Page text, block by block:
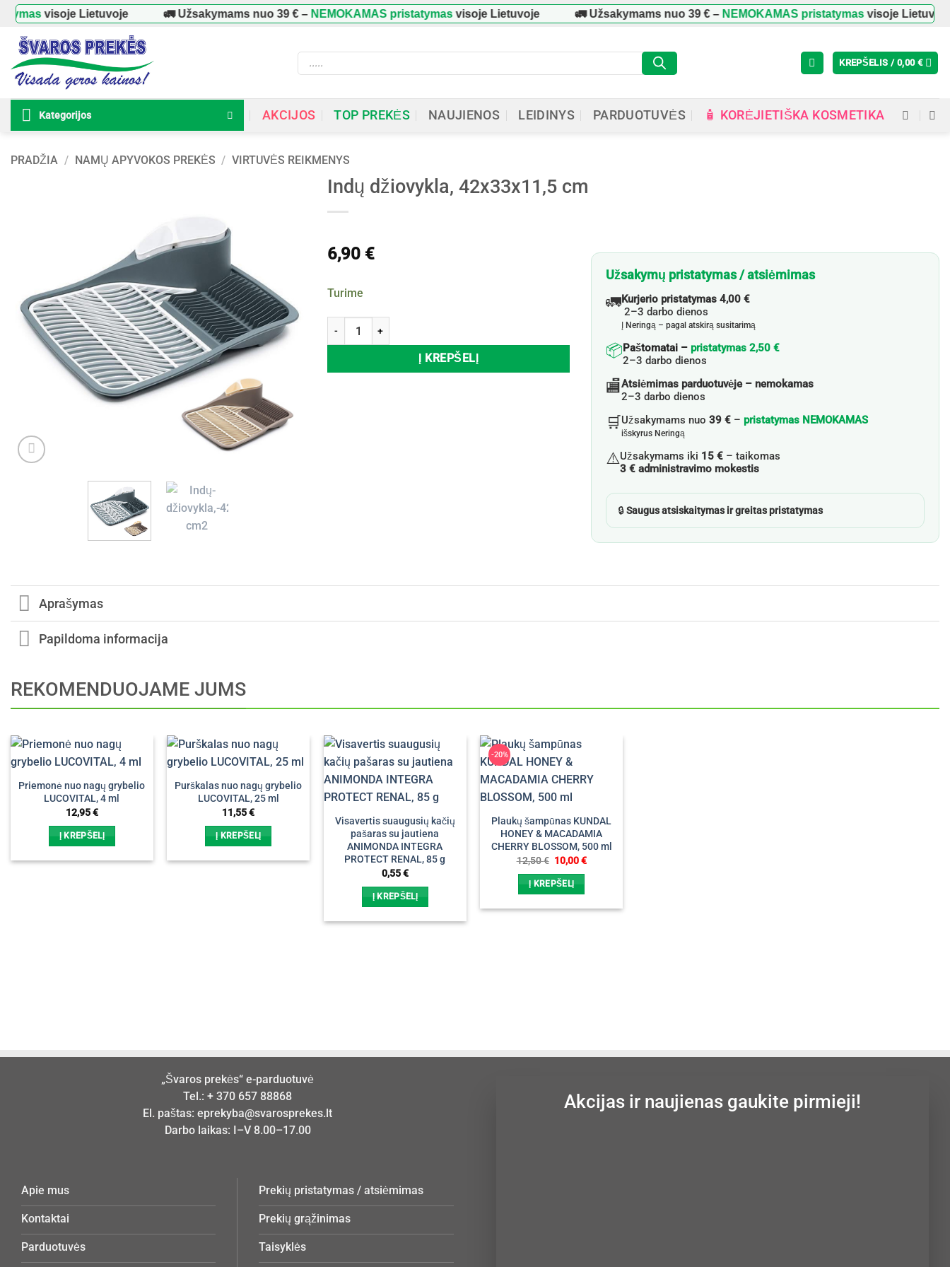
Skip
content
visoje Lietuvoje 🚛 Užsakymams nuo39 €–NEMOKAMAS pristatymasvisoje Lietuvoje 🚛 Užsakymams nuo39 €–NEMOKAMAS pristatymasvisoje Lietuvoje
Products
search
KREPŠELIS / 0,00 €
Kategorijos AKCIJOS TOP PREKĖS NAUJIENOS LEIDINYS PARDUOTUVĖS 🧴 KORĖJIETIŠKA KOSMETIKA
PRADŽIA / NAMŲ APYVOKOS PREKĖS / VIRTUVĖS REIKMENYS
Indų džiovykla, 42x33x11,5 cm
6,90 €
Turime
produkto kiekis: Indų džiovykla, 42x33x11,5 cm
Į KREPŠELĮ
Užsakymų pristatymas / atsiėmimas
🚛Kurjerio pristatymas 4,00 €
2–3 darbo dienos
Į Neringą – pagal atskirą susitarimą
📦Paštomatai – pristatymas 2,50 €
2–3 darbo dienos
🏬Atsiėmimas parduotuvėje – nemokamas
2–3 darbo dienos
🛒Užsakymams nuo39 € – pristatymas NEMOKAMAS
išskyrus Neringą
⚠️Užsakymams iki 15 € – taikomas
3 € administravimo mokestis
🔒Saugus atsiskaitymas ir greitas pristatymas
Aprašymas
Papildoma informacija
REKOMENDUOJAME JUMS
Priemonė nuo nagų grybelio
LUCOVITAL, 4 ml
12,95€
Į KREPŠELĮ
Purškalas nuo nagų grybelio
LUCOVITAL, 25 ml
11,55€
Į KREPŠELĮ
Visavertis suaugusių kačių
pašaras su jautiena
ANIMONDA INTEGRA
PROTECT RENAL, 85 g
0,55€
Į KREPŠELĮ
-20%
Plaukų šampūnas KUNDAL
HONEY & MACADAMIA
CHERRY BLOSSOM, 500 ml
12,50€ Original
was:
12,50 €.
10,00€Current
Į KREPŠELĮ
„Švaros prekės“ e-parduotuvė
Tel.: + 370 657 88868
El. paštas: eprekyba@svarosprekes.lt
Darbo laikas: I–V 8.00–17.00
Apie mus
Kontaktai
Parduotuvės
Prekių pristatymas / atsiėmimas
Prekių grąžinimas
Taisyklės
Akcijas ir naujienas gaukite pirmieji!